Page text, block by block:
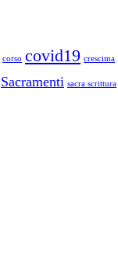
corso covid19 crescima
Sacramenti sacra scrittura